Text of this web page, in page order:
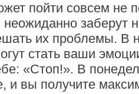
пойти совсем не
заберут
их проблемы. В
стать ваши
«Стоп!». В
и вы получите